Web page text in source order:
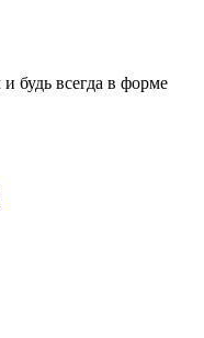
будь всегда в форме